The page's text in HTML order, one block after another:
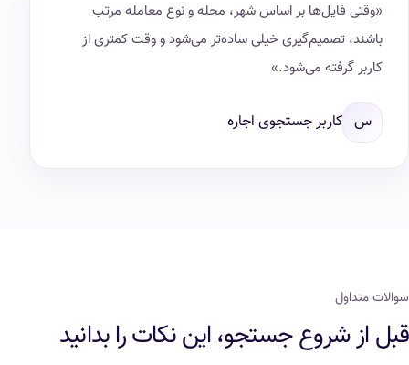
«وقتی فایل‌ها بر اساس شهر، محله و نوع معامله مرتب
باشند، تصمیم‌گیری خیلی ساده‌تر می‌شود و وقت کمتری از
کاربر گرفته می‌شود.»
س کاربر جستجوی اجاره
سوالات متداول
قبل از شروع جستجو، این نکات را بدانید